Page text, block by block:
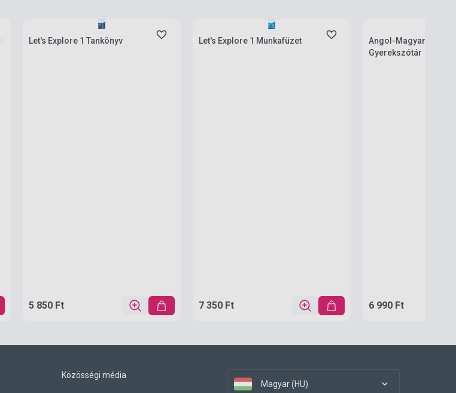
Let's Explore 1 Tankönyv
5 850 Ft
Let's Explore 1 Munkafüzet
7 350 Ft
Angol-Magyar /
Gyerekszótár
6 990 Ft
Közösségi média
Magyar (HU)